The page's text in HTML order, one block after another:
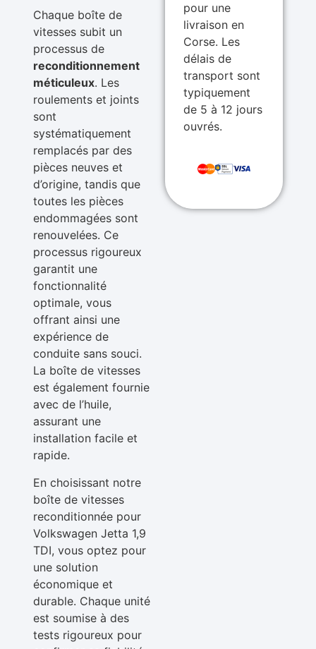
Chaque boîte de
vitesses subit un
processus de
reconditionnement
méticuleux. Les
roulements et joints
sont
systématiquement
remplacés par des
pièces neuves et
d’origine, tandis que
toutes les pièces
endommagées sont
renouvelées. Ce
processus rigoureux
garantit une
fonctionnalité
optimale, vous
offrant ainsi une
expérience de
conduite sans souci.
La boîte de vitesses
est également fournie
avec de l’huile,
assurant une
installation facile et
rapide.
En choisissant notre
boîte de vitesses
reconditionnée pour
Volkswagen Jetta 1,9
TDI, vous optez pour
une solution
économique et
durable. Chaque unité
est soumise à des
tests rigoureux pour
pour une
livraison en
Corse. Les
délais de
transport sont
typiquement
de 5 à 12 jours
ouvrés.